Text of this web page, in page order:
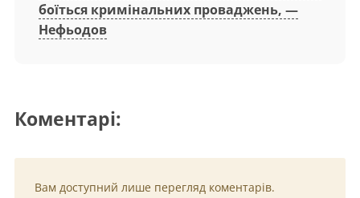
боїться кримінальних проваджень, —
Нефьодов
Коментарі:
Вам доступний лише перегляд коментарів.